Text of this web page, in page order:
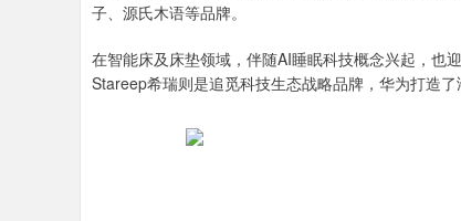
子、源氏木语等品牌。
在智能床及床垫领域，伴随AI睡眠科技概念兴起，也
Stareep希瑞则是追觅科技生态战略品牌，华为打造了